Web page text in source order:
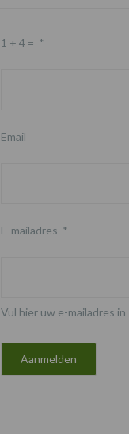
1 + 4 = *
Email
E-mailadres *
Vul hier uw e-mailadres in